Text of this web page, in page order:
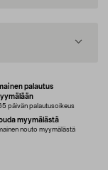
palautus
päivän palautusoikeus
myymälästä
nouto myymälästä